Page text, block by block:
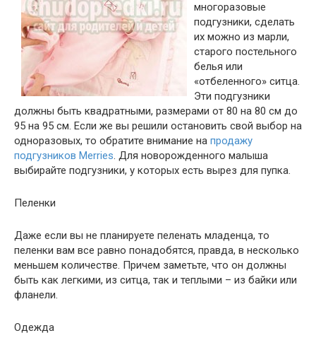
многоразовые
подгузники, сделать
их можно из марли,
старого постельного
белья или
«отбеленного» ситца.
Эти подгузники
должны быть квадратными, размерами от 80 на 80 см до
95 на 95 см. Если же вы решили остановить свой выбор на
одноразовых, то обратите внимание на продажу
подгузников Merries. Для новорожденного малыша
выбирайте подгузники, у которых есть вырез для пупка.
Пеленки
Даже если вы не планируете пеленать младенца, то
пеленки вам все равно понадобятся, правда, в несколько
меньшем количестве. Причем заметьте, что он должны
быть как легкими, из ситца, так и теплыми – из байки или
фланели.
Одежда